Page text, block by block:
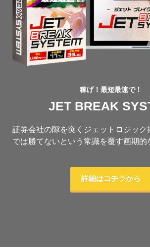
稼げ！最短最速で！
JET BREAK
証券会社の隙を突くジェットロジック
では勝てないという常識を覆す画期的
詳細はコチラから